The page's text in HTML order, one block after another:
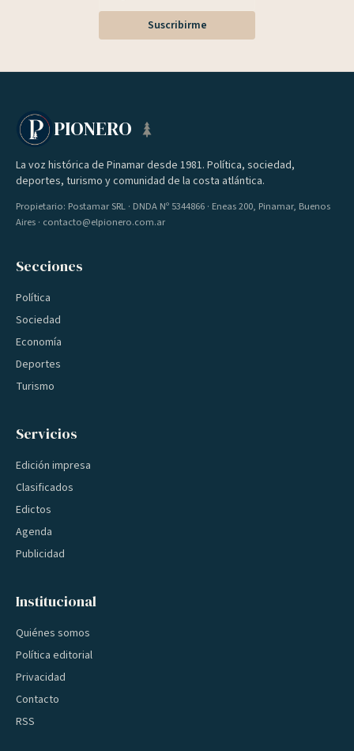
Suscribirme
PIONERO
La voz histórica de Pinamar desde 1981. Política, sociedad,
deportes, turismo y comunidad de la costa atlántica.
Propietario: Postamar SRL · DNDA Nº 5344866 · Eneas 200, Pinamar, Buenos
Aires · contacto@elpionero.com.ar
Secciones
Política
Sociedad
Economía
Deportes
Turismo
Servicios
Edición impresa
Clasificados
Edictos
Agenda
Publicidad
Institucional
Quiénes somos
Política editorial
Privacidad
Contacto
RSS